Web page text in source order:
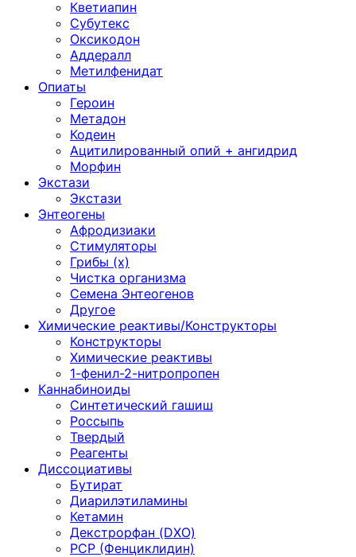
Кветиапин
Субутекс
Оксикодон
Аддералл
Метилфенидат
Опиаты
Героин
Метадон
Кодеин
Ацитилированный опий + ангидрид
Морфин
Экстази
Экстази
Энтеогены
Афродизиаки
Стимуляторы
Грибы (х)
Чистка организма
Семена Энтеогенов
Другое
Химические реактивы/Конструкторы
Конструкторы
Химические реактивы
1-фенил-2-нитропропен
Каннабиноиды
Синтетический гашиш
Россыпь
Твердый
Реагенты
Диссоциативы
Бутират
Диарилэтиламины
Кетамин
Декстрорфан (DXO)
PCP (Фенциклидин)